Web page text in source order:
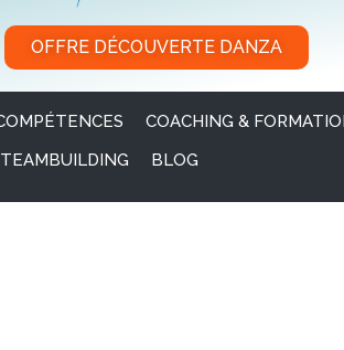
OFFRE DÉCOUVERTE DANZA
COACHING &
BLOG